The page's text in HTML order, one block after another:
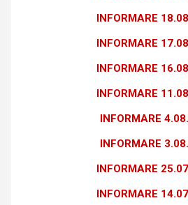
INFORMARE
INFORMARE
INFORMARE
INFORMARE
INFORMARE
INFORMARE
INFORMARE
INFORMARE